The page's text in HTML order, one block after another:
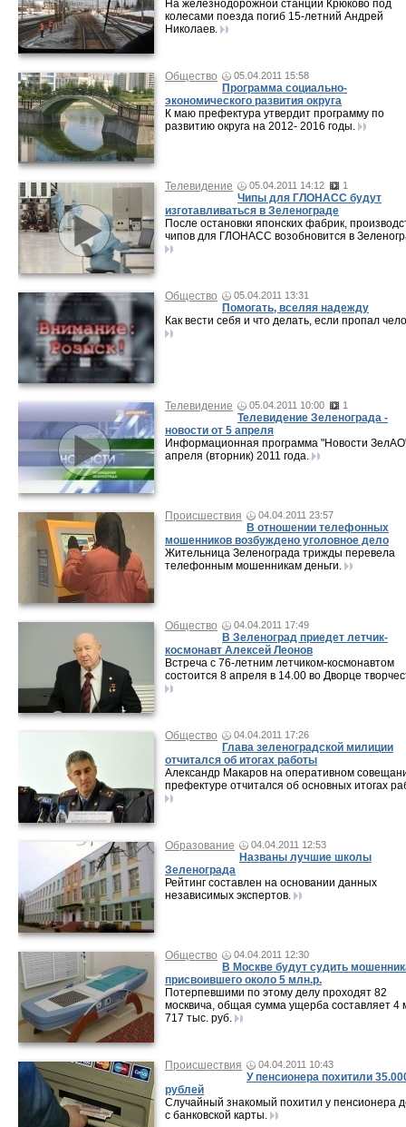
На железнодорожной станции Крюково под
колесами поезда погиб 15-летний Андрей
Николаев.
Общество 05.04.2011 15:58
Программа социально-
экономического развития округа
К маю префектура утвердит программу по
развитию округа на 2012- 2016 годы.
Телевидение 05.04.2011 14:12 1
Чипы для ГЛОНАСС будут
изготавливаться в Зеленограде
После остановки японских фабрик,
чипов для ГЛОНАСС возобновится в
Общество 05.04.2011 13:31
Помогать, вселяя надежду
Как вести себя и что делать, если пропал
Телевидение 05.04.2011 10:00 1
Телевидение Зеленограда -
новости от 5 апреля
Информационная программа "Новости
апреля (вторник) 2011 года.
Происшествия 04.04.2011 23:57
В отношении телефонных
мошенников возбуждено уголовное дело
Жительница Зеленограда трижды перевела
телефонным мошенникам деньги.
Общество 04.04.2011 17:49
В Зеленоград приедет летчик-
космонавт Алексей Леонов
Встреча с 76-летним летчиком-космонавтом
состоится 8 апреля в 14.00 во Дворце
Общество 04.04.2011 17:26
Глава зеленоградской милиции
отчитался об итогах работы
Александр Макаров на оперативном
префектуре отчитался об основных итогах
Образование 04.04.2011 12:53
Названы лучшие школы
Зеленограда
Рейтинг составлен на основании данных
независимых экспертов.
Общество 04.04.2011 12:30
В Москве будут судить
присвоившего около 5 млн.р.
Потерпевшими по этому делу проходят 82
москвича, общая сумма ущерба составляет 4
717 тыс. руб.
Происшествия 04.04.2011 10:43
У пенсионера похитили
рублей
Случайный знакомый похитил у пенсионера
с банковской карты.